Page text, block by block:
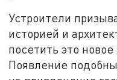
Устроители
историей и
посетить это
Появление